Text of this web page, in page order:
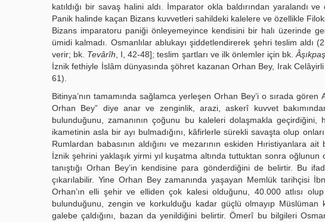
katıldığı bir savaş halini aldı. İmparator okla baldırından yaralandı
Panik halinde kaçan Bizans kuvvetleri sahildeki kalelere ve özellikle
Bizans imparatoru paniği önleyemeyince kendisini bir halı üzerinde
ümidi kalmadı. Osmanlılar ablukayı şiddetlendirerek şehri teslim
verir; bk. Tevârîh , I, 42-48]; teslim şartları ve ilk önlemler için bk.
İznik fethiyle İslâm dünyasında şöhret kazanan Orhan Bey, Irak
61).
Bitinya’nın tamamında sağlamca yerleşen Orhan Bey’i o sırada
Orhan Bey” diye anar ve zenginlik, arazi, askerî kuvvet
bulunduğunu, zamanının çoğunu bu kaleleri dolaşmakla
ikametinin asla bir ayı bulmadığını, kâfirlerle sürekli savaşta olup
Rumlardan babasının aldığını ve mezarının eskiden Hıristiyanlara
İznik şehrini yaklaşık yirmi yıl kuşatma altında tuttuktan sonra
tanıştığı Orhan Bey’in kendisine para gönderdiğini de belirtir. Bu
çıkarılabilir. Yine Orhan Bey zamanında yaşayan Memlük tarihçisi
Orhan’ın elli şehir ve elliden çok kalesi olduğunu, 40.000 atlısı
bulunduğunu, zengin ve korkulduğu kadar güçlü olmayıp Müslüman
galebe çaldığını, bazan da yenildiğini belirtir. Ömerî bu bilgileri